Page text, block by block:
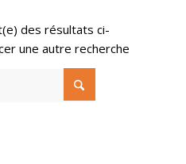
des résultats ci-
une autre recherche